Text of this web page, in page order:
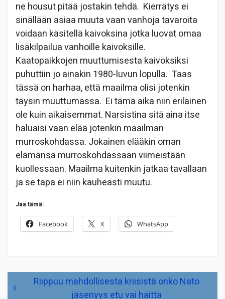
ne housut pitää jostakin tehdä. Kierrätys ei
sinällään asiaa muuta vaan vanhoja tavaroita
voidaan käsitellä kaivoksina jotka luovat omaa
lisäkilpailua vanhoille kaivoksille.
Kaatopaikkojen muuttumisesta kaivoksiksi
puhuttiin jo ainakin 1980-luvun lopulla. Taas
tässä on harhaa, että maailma olisi jotenkin
täysin muuttumassa. Ei tämä aika niin erilainen
ole kuin aikaisemmat. Narsistina sitä aina itse
haluaisi vaan elää jotenkin maailman
murroskohdassa. Jokainen elääkin oman
elämänsä murroskohdassaan viimeistään
kuollessaan. Maailma kuitenkin jatkaa tavallaan
ja se tapa ei niin kauheasti muutu.
Jaa tämä:
Facebook X WhatsApp
Artikkelien
selaus
Riippuu mahdollisesta kriisistä onko Nato
jäsenyys etu vai haitta